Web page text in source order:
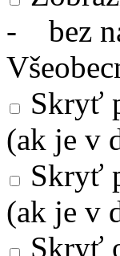
- bez
Skryť
(ak je v
Skryť
(ak je v
Skryť